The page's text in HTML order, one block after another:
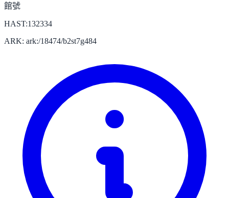
館號
HAST:132334
ARK: ark:/18474/b2st7g484